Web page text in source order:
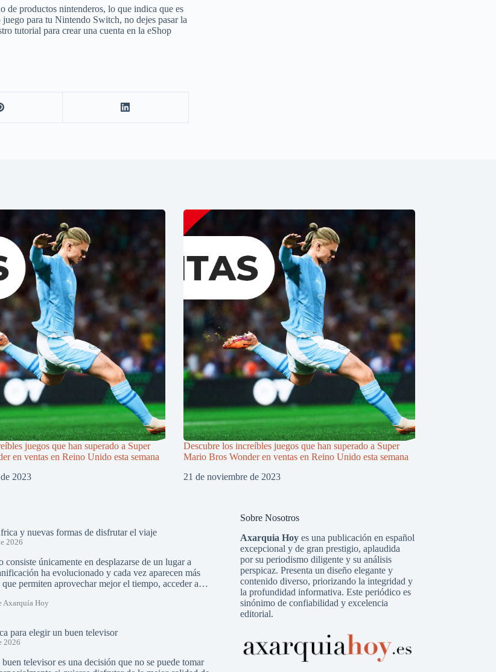
de productos nintenderos, lo que indica que es
para tu Nintendo Switch, no dejes pasar la
tutorial para crear una cuenta en la eShop
juegos que han superado a Super
en ventas en Reino Unido esta semana
2023
Descubre los increíbles juegos que han superado a Super
Mario Bros Wonder en ventas en Reino Unido esta semana
21 de noviembre de 2023
y nuevas formas de disfrutar el viaje
2026
consiste únicamente en desplazarse de un lugar a
ha evolucionado y cada vez aparecen más
que permiten aprovechar mejor el tiempo, acceder a…
Axarquía Hoy
para elegir un buen televisor
2026
televisor es una decisión que no se puede tomar
Sobre Nosotros
Axarquia Hoyes una publicación en español
excepcional y de gran prestigio, aplaudida
por su periodismo diligente y su análisis
perspicaz. Presenta un diseño elegante y
contenido diverso, priorizando la integridad y
la profundidad informativa. Este periódico es
sinónimo de confiabilidad y excelencia
editorial.